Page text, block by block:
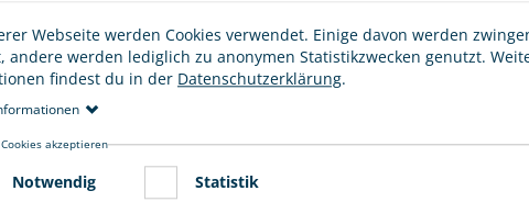
vorkommt, weil du selbst schon davon
bei der Polizei an. Versuche, dich in Zukunft
Webseite werden Cookies verwendet. Einige davon werden
andere werden lediglich zu anonymen Statistikzwecken genutzt.
findest du in der Datenschutzerklärung.
akzeptieren
Notwendig Statistik